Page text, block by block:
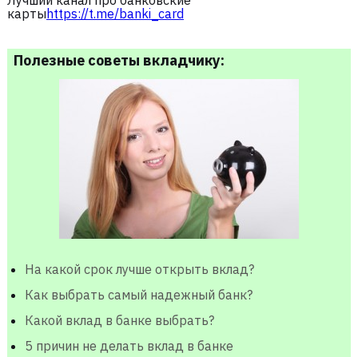
карты https://t.me/banki_card
Полезные советы вкладчику:
На какой срок лучше открыть вклад?
Как выбрать самый надежный банк?
Какой вклад в банке выбрать?
5 причин не делать вклад в банке